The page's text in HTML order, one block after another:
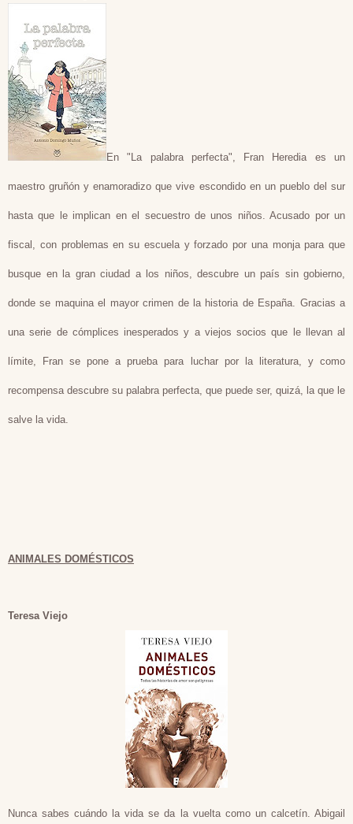
En "La palabra perfecta", Fran Heredia es un
maestro gruñón y enamoradizo que vive escondido en un pueblo del sur
hasta que le implican en el secuestro de unos niños. Acusado por un
fiscal, con problemas en su escuela y forzado por una monja para que
busque en la gran ciudad a los niños, descubre un país sin gobierno,
donde se maquina el mayor crimen de la historia de España. Gracias a
una serie de cómplices inesperados y a viejos socios que le llevan al
límite, Fran se pone a prueba para luchar por la literatura, y como
recompensa descubre su palabra perfecta, que puede ser, quizá, la que le
salve la vida.
ANIMALES DOMÉSTICOS
Teresa Viejo
Nunca sabes cuándo la vida se da la vuelta como un calcetín. Abigail